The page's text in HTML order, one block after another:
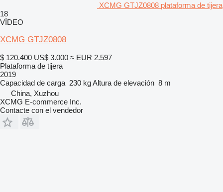
XCMG GTJZ0808 plataforma de tijera
18
VÍDEO
XCMG GTJZ0808
$ 120.400 US$ 3.000 ≈ EUR 2.597
Plataforma de tijera
2019
Capacidad de carga 230 kgAltura de elevación 8 m
China, Xuzhou
XCMG E-commerce Inc.
Contacte con el vendedor